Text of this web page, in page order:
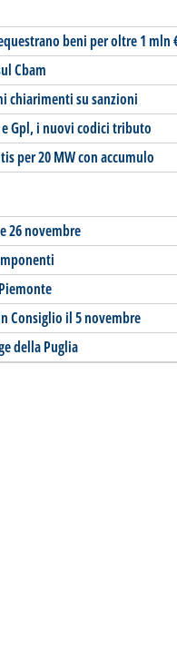
beni per oltre 1 mln
Cbam
chiarimenti su sanzioni
Gpl, i nuovi codici tributo
per 20 MW con accumulo
26 novembre
Consiglio il 5 novembre
della Puglia